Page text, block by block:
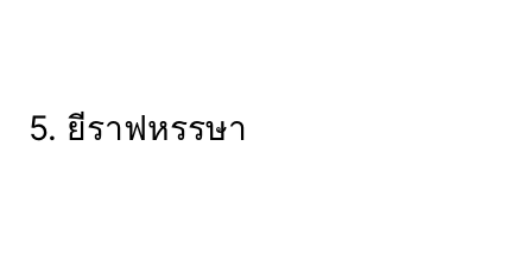
5. ยีราฟหรรษา